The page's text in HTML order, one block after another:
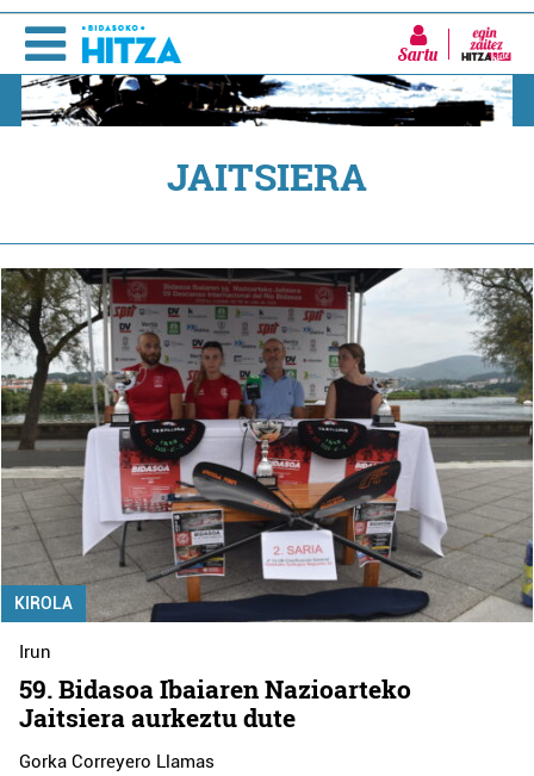
Sartu
JAITSIERA
KIROLA
Irun
59. Bidasoa Ibaiaren Nazioarteko
Jaitsiera aurkeztu dute
Gorka Correyero Llamas